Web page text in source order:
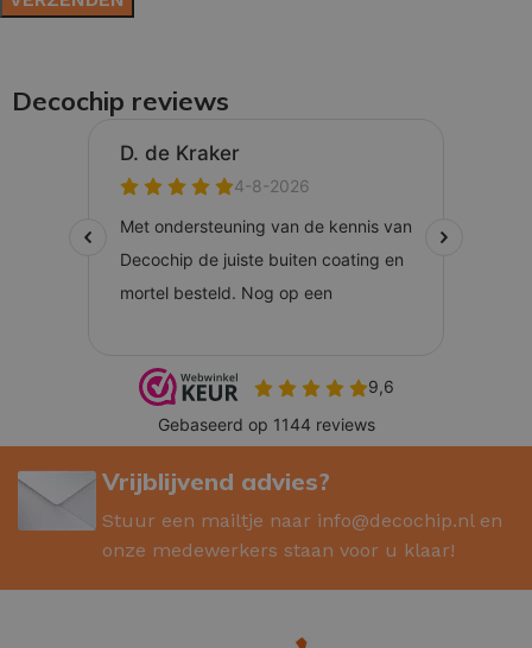
Decochip reviews
Vrijblijvend advies?
Stuur een mailtje naar info@decochip.nlen
onze medewerkers staan voor u klaar!